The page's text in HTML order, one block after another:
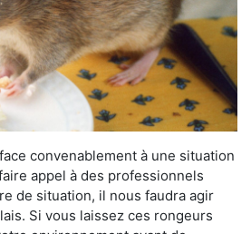
convenablement à une situation
appel à des professionnels
de situation, il nous faudra agir
Si vous laissez ces rongeurs